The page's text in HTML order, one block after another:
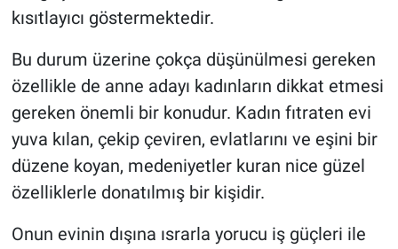
kısıtlayıcı göstermektedir.
Bu durum üzerine çokça düşünülmesi gereken
özellikle de anne adayı kadınların dikkat etmesi
gereken önemli bir konudur. Kadın fıtraten evi
yuva kılan, çekip çeviren, evlatlarını ve eşini bir
düzene koyan, medeniyetler kuran nice güzel
özelliklerle donatılmış bir kişidir.
Onun evinin dışına ısrarla yorucu iş güçleri ile